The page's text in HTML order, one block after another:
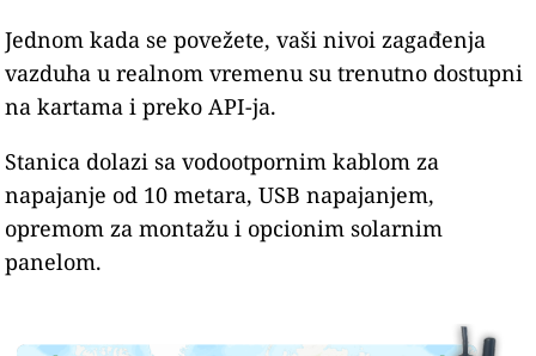
Jednom kada se povežete, vaši nivoi zagađenja
vazduha u realnom vremenu su trenutno dostupni
na kartama i preko API-ja.
Stanica dolazi sa vodootpornim kablom za
napajanje od 10 metara, USB napajanjem,
opremom za montažu i opcionim solarnim
panelom.